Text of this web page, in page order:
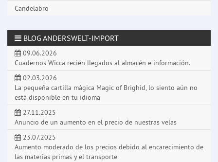
Candelabro
BLOG ANDERSWELT-IMPORT
09.06.2026
Cuadernos Wicca recién llegados al almacén e información.
02.03.2026
La pequeña cartilla mágica Magic of Brighid, lo siento aún no
está disponible en tu idioma
27.11.2025
Anuncio de un aumento en el precio de nuestras velas
23.07.2025
Aumento moderado de los precios debido al encarecimiento de
las materias primas y el transporte